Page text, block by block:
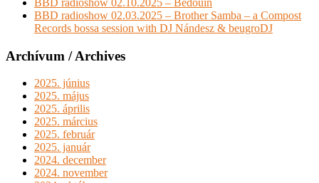
BBD radioshow 02.10.2025 – Bedouin
BBD radioshow 02.03.2025 – Brother Samba – a Compost
Records bossa session with DJ Nándesz & beugroDJ
Archívum / Archives
2025. június
2025. május
2025. április
2025. március
2025. február
2025. január
2024. december
2024. november